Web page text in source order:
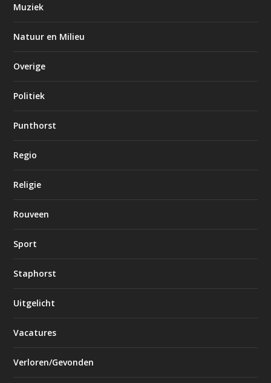
Muziek
Natuur en Milieu
Overige
Politiek
Punthorst
Regio
Religie
Rouveen
Sport
Staphorst
Uitgelicht
Vacatures
Verloren/Gevonden